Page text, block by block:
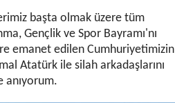
başta olmak üzere tüm
Gençlik ve Spor Bayramı'nı
emanet edilen Cumhuriyetimizin
Atatürk ile silah arkadaşlarını
anıyorum.